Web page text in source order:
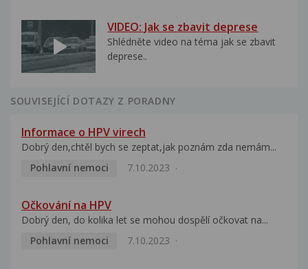
VIDEO: Jak se zbavit deprese
Shlédněte video na téma jak se zbavit
deprese..
SOUVISEJÍCÍ DOTAZY Z PORADNY
Informace o HPV virech
Dobrý den,chtěl bych se zeptat,jak poznám zda nemám...
Pohlavní nemoci
7.10.2023
Očkování na HPV
Dobrý den, do kolika let se mohou dospělí očkovat na...
Pohlavní nemoci
7.10.2023